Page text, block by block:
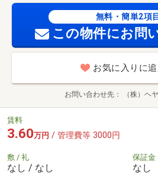
無料・簡単2項
この物件にお問
お気に入りに
お問い合わせ先 （株）ヘ
賃料
3.60万円 / 管理費等 3000円
敷 / 礼
なし / なし
保証金
なし